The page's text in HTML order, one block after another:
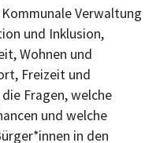
Verwaltung
und Inklusion,
Wohnen und
Freizeit und
Fragen, welche
und welche
in den